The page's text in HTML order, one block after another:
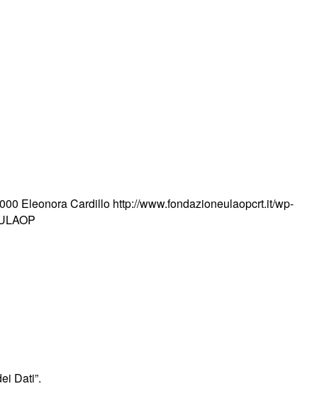
Eleonora Cardillo http://www.fondazioneulaopcrt.it/wp-
Dati”.